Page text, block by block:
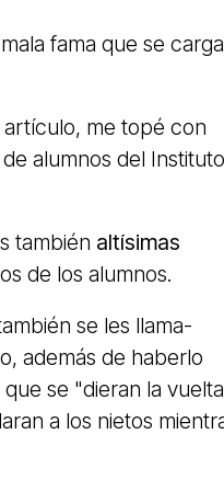
fama que se carga
me topé con
alumnos del Instituto
también altísimas
de los alumnos.
se les llama-
además de haberlo
se "dieran la
a los nietos